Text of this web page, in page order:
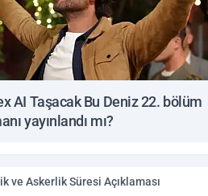
AI Taşacak Bu Deniz 22. bölüm
yayınlandı mı?
ve Askerlik Süresi Açıklaması